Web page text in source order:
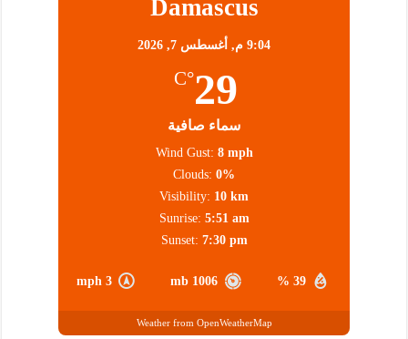
Damascus
9:04 م, أغسطس 7, 2026
29
°C
سماء صافية
39 %
1006 mb
3 mph
Wind Gust: 8 mph
Clouds: 0%
Visibility: 10 km
Sunrise: 5:51 am
Sunset: 7:30 pm
Weather from OpenWeatherMap